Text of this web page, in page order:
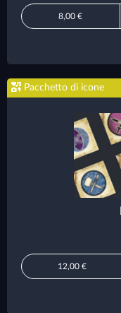
8,00 €
Pacchetto di icone
12,00 €